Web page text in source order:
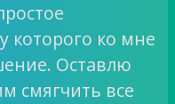
которого ко мне
Оставлю
смягчить все